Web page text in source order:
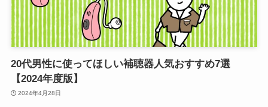
20代男性に使ってほしい補聴器人気おすすめ7選
【2024年度版】
2024年4月28日